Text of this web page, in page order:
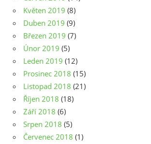
Květen 2019 (8)
Duben 2019 (9)
Březen 2019 (7)
Únor 2019 (5)
Leden 2019 (12)
Prosinec 2018 (15)
Listopad 2018 (21)
Říjen 2018 (18)
Září 2018 (6)
Srpen 2018 (5)
Červenec 2018 (1)